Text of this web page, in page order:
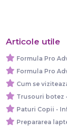
Articole utile
Formula Pro
Formula Pro
Cum se
Trusouri botez
Paturi Copii -
Prepararea